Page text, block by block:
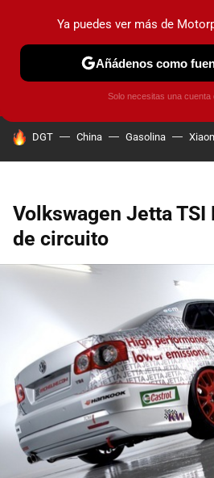
PRUEBAS COCHES ELÉCTRICOS
HOY SE HABLA DE
DGT China Gasolina
Volkswagen Jetta TSI
de circuito
Ya puedes ver más de
Añádenos como
Solo necesitas una cuenta